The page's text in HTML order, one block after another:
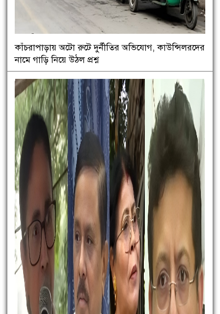
কাঁচরাপাড়ায় অটো রুটে দুর্নীতির অভিযোগ, কাউন্সিলরদের
নামে গাড়ি নিয়ে উঠল প্রশ্ন